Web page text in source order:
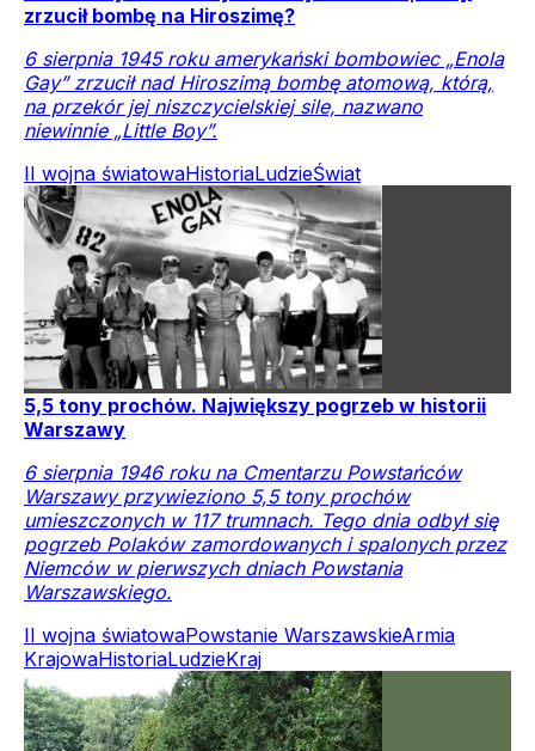
zrzucił bombę na Hiroszimę?
6 sierpnia 1945 roku amerykański bombowiec „Enola
Gay” zrzucił nad Hiroszimą bombę atomową, którą,
na przekór jej niszczycielskiej sile, nazwano
niewinnie „Little Boy”.
II wojna światowaHistoriaLudzieŚwiat
5,5 tony prochów. Największy pogrzeb w historii
Warszawy
6 sierpnia 1946 roku na Cmentarzu Powstańców
Warszawy przywieziono 5,5 tony prochów
umieszczonych w 117 trumnach. Tego dnia odbył się
pogrzeb Polaków zamordowanych i spalonych przez
Niemców w pierwszych dniach Powstania
Warszawskiego.
II wojna światowaPowstanie WarszawskieArmia
KrajowaHistoriaLudzieKraj